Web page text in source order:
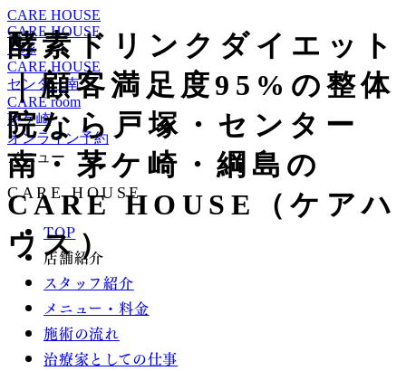
酵素ドリンクダイエット
｜顧客満足度95%の整体
院なら戸塚・センター
南・茅ケ崎・綱島の
CARE HOUSE（ケアハ
ウス）
CARE HOUSE
CARE HOUSE
戸塚
CARE HOUSE
センター南
CARE room
茅ケ崎
オンライン予約
メニュー
CARE HOUSE
TOP
店舗紹介
スタッフ紹介
メニュー・料金
施術の流れ
治療家としての仕事